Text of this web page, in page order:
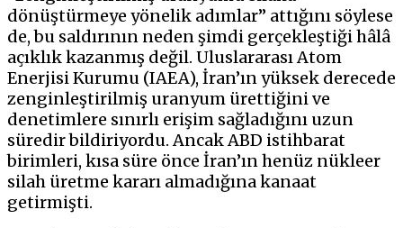
dönüştürmeye yönelik adımlar” attığını söylese
de, bu saldırının neden şimdi gerçekleştiği hâlâ
açıklık kazanmış değil. Uluslararası Atom
Enerjisi Kurumu (IAEA), İran’ın yüksek derecede
zenginleştirilmiş uranyum ürettiğini ve
denetimlere sınırlı erişim sağladığını uzun
süredir bildiriyordu. Ancak ABD istihbarat
birimleri, kısa süre önce İran’ın henüz nükleer
silah üretme kararı almadığına kanaat
getirmişti.